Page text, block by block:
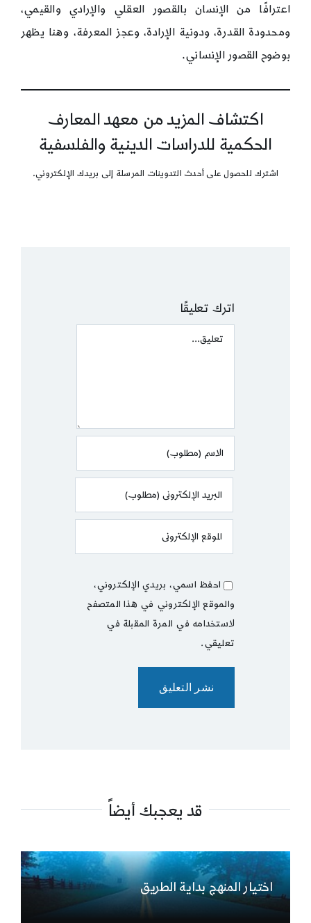
اعترافًا من الإنسان بالقصور العقلي والإرادي والقيمي،
ومحدودة القدرة، ودونية الإرادة، وعجز المعرفة، وهنا يظهر
بوضوح القصور الإنساني.
اكتشاف المزيد من معهد المعارف
الحكمية للدراسات الدينية والفلسفية
اشترك للحصول على أحدث التدوينات المرسلة إلى بريدك الإلكتروني.
اترك تعليقًا
Comment
احفظ اسمي، بريدي الإلكتروني،
والموقع الإلكتروني في هذا المتصفح
لاستخدامه في المرة المقبلة في
تعليقي.
قد يعجبك أيضاً
اختيار المنهج بداية الطريق